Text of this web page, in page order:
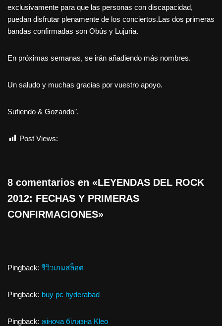
exclusivamente para que las personas con discapacidad,
puedan disfrutar plenamente de los conciertos.Las dos primeras
bandas confirmadas son Obús y Lujuria.
En próximas semanas, se irán añadiendo más nombres.
Un saludo y muchas gracias por vuestro apoyo.
Sufiendo & Gozando".
Post Views:
8 comentarios en «LEYENDAS DEL ROCK
2012: FECHAS Y PRIMERAS
CONFIRMACIONES»
Pingback: รีวิวเกมสล็อต
Pingback: buy pc hyderabad
Pingback: жіноча білизна Kleo